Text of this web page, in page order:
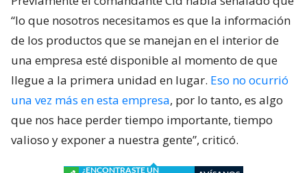
“lo que nosotros necesitamos es que la información
de los productos que se manejan en el interior de
una empresa esté disponible al momento de que
llegue a la primera unidad en lugar. Eso no ocurrió
una vez más en esta empresa, por lo tanto, es algo
que nos hace perder tiempo importante, tiempo
valioso y exponer a nuestra gente”, criticó.
¿ENCONTRASTE UN